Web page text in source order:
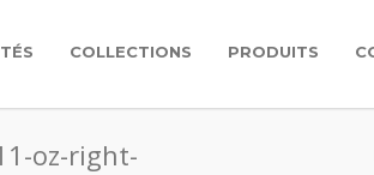
COLLECTIONS PRODUITS
oz-right-